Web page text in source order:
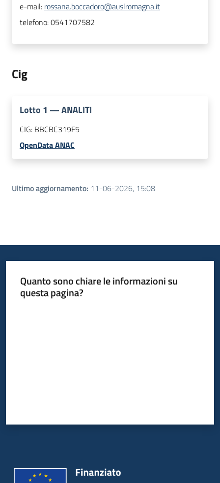
e-mail: rossana.boccadoro@auslromagna.it
telefono:0541707582
Cig
Lotto 1 —ANALITI
CIG: BBCBC319F5
OpenData ANAC
Ultimo aggiornamento: 11-06-2026, 15:08
Quanto sono chiare le informazioni su
questa pagina?